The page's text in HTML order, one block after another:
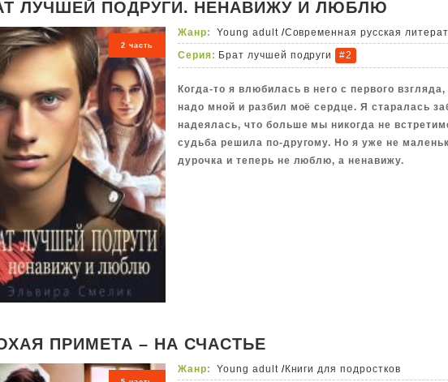
ЛУЧШЕЙ ПОДРУГИ. НЕНАВИЖУ И ЛЮБЛЮ
2 часть
Жанр: Young adult/Современная русская
Серия: Брат лучшей подруги #2
Когда-то я влюбилась в него с первого
надо мной и разбил моё сердце. Я старалась
надеялась, что больше мы никогда не
судьба решила по-другому. Но я уже не
дурочка и теперь не люблю, а ненавижу.
ПРИМЕТА – НА СЧАСТЬЕ
Жанр: Young adult/Книги для подростков